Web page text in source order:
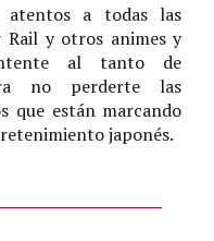
atentos a todas las
Rail y otros animes y
al tanto de
no perderte las
que están marcando
japonés.